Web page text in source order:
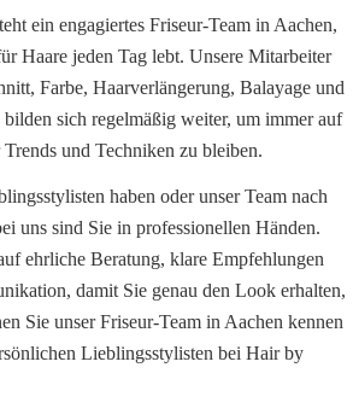
ein engagiertes Friseur-Team in Aachen,
Haare jeden Tag lebt. Unsere Mitarbeiter
Farbe, Haarverlängerung, Balayage und
sich regelmäßig weiter, um immer auf
Trends und Techniken zu bleiben.
haben oder unser Team nach
uns sind Sie in professionellen Händen.
ehrliche Beratung, klare Empfehlungen
damit Sie genau den Look erhalten,
Sie unser Friseur-Team in Aachen kennen
Lieblingsstylisten bei Hair by